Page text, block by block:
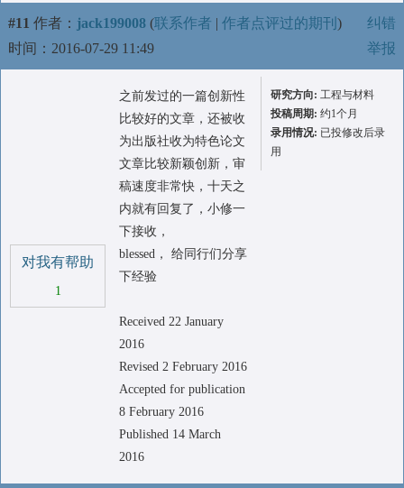
#11 作者： jack199008 (联系作者 | 作者点评过的期刊 )
时间：2016-07-29 11:49
纠错
举报
对我有帮助
1
之前发过的一篇创新性
比较好的文章，还被收
为出版社收为特色论文
文章比较新颖创新，审
稿速度非常快，十天之
内就有回复了，小修一
下接收，
blessed， 给同行们分享
下经验
Received 22 January
2016
Revised 2 February 2016
Accepted for publication
8 February 2016
Published 14 March
2016
研究方向: 工程与材料
投稿周期: 约1个月
录用情况: 已投修改后录
用